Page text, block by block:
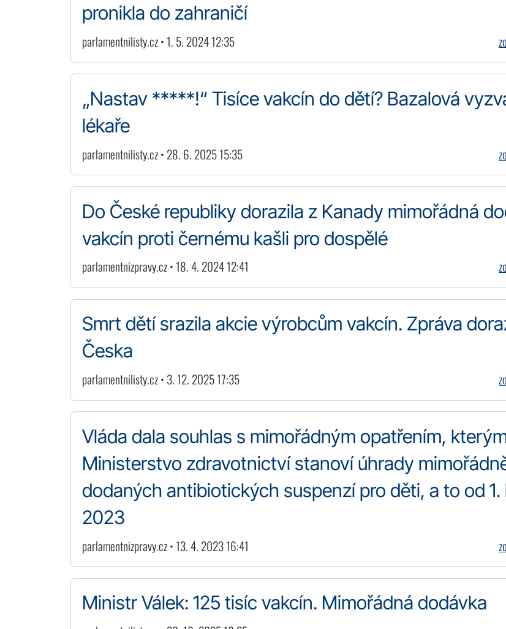
pronikla do zahraničí
parlamentnilisty.cz • 1. 5. 2024 12:35
„Nastav *****!“ Tisíce vakcín do dětí? Bazalová
lékaře
parlamentnilisty.cz • 28. 6. 2025 15:35
Do České republiky dorazila z Kanady mimořádná
vakcín proti černému kašli pro dospělé
parlamentnizpravy.cz • 18. 4. 2024 12:41
Smrt dětí srazila akcie výrobcům vakcín. Zpráva
Česka
parlamentnilisty.cz • 3. 12. 2025 17:35
Vláda dala souhlas s mimořádným opatřením,
Ministerstvo zdravotnictví stanoví úhrady
dodaných antibiotických suspenzí pro děti, a to od 1.
2023
parlamentnizpravy.cz • 13. 4. 2023 16:41
Ministr Válek: 125 tisíc vakcín. Mimořádná dodávka